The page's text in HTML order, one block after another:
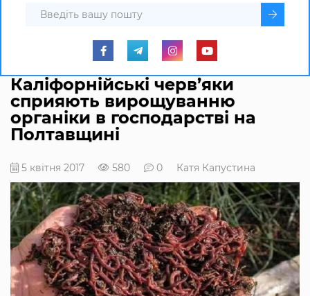
Каліфорнійські черв’яки
сприяють вирощуванню
органіки в господарстві на
Полтавщині
5 квітня 2017 580 0 Катя Капустина